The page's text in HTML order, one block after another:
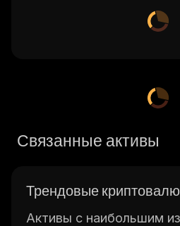
Связанные активы
Трендовые
Активы с наибольшим